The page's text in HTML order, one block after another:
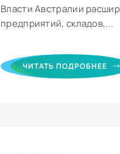
Власти Австралии
предприятий, складов,...
ЧИТАТЬ ПОДРОБНЕЕ